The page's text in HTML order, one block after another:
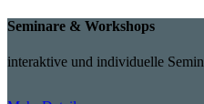
Seminare & Workshops
interaktive und individuelle